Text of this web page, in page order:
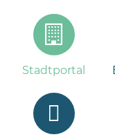
Stadtportal